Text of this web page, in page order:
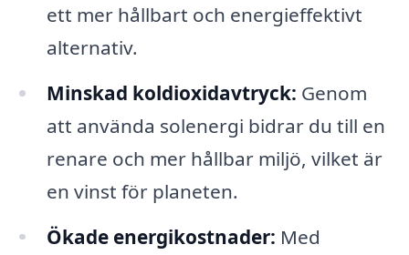
ett mer hållbart och energieffektivt
alternativ.
Minskad koldioxidavtryck: Genom
att använda solenergi bidrar du till en
renare och mer hållbar miljö, vilket är
en vinst för planeten.
Ökade energikostnader: Med